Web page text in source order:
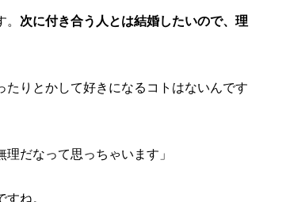
次に付き合う人とは結婚したいので、理
りとかして好きになるコトはないんです
だなって思っちゃいます」
ね。